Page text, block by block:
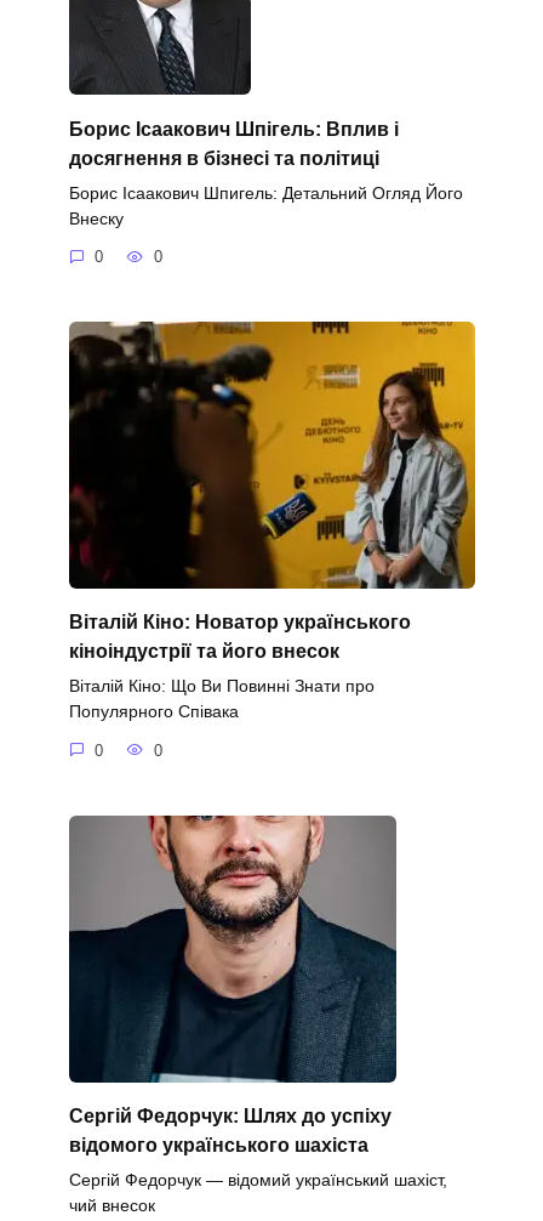
Борис Ісаакович Шпігель: Вплив і
досягнення в бізнесі та політиці
Борис Ісаакович Шпигель: Детальний Огляд Його
Внеску
0 0
Віталій Кіно: Новатор українського
кіноіндустрії та його внесок
Віталій Кіно: Що Ви Повинні Знати про
Популярного Співака
0 0
Сергій Федорчук: Шлях до успіху
відомого українського шахіста
Сергій Федорчук — відомий український шахіст,
чий внесок